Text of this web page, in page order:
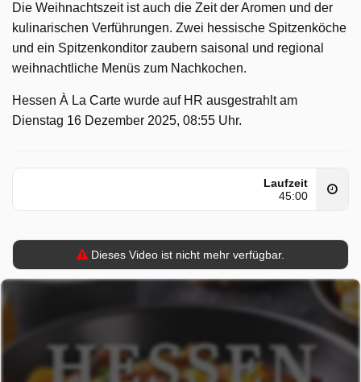
Die Weihnachtszeit ist auch die Zeit der Aromen und der
kulinarischen Verführungen. Zwei hessische Spitzenköche
und ein Spitzenkonditor zaubern saisonal und regional
weihnachtliche Menüs zum Nachkochen.
Hessen À La Carte wurde auf HR ausgestrahlt am
Dienstag 16 Dezember 2025, 08:55 Uhr.
Laufzeit
45:00
Dieses Video ist nicht mehr verfügbar.